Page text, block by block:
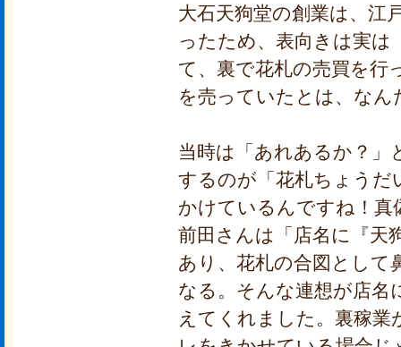
大石天狗堂の創業は、江
ったため、表向きは実は
て、裏で花札の売買を行
を売っていたとは、な
当時は「あれあるか？」
するのが「花札ちょうだ
かけているんですね！真
前田さんは「店名に『天
あり、花札の合図として
なる。そんな連想が店
えてくれました。裏稼